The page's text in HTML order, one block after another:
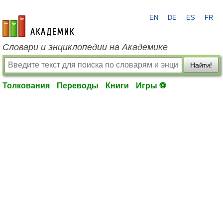
academic.ru
EN DE ES FR
Словари и энциклопедии на Академике
Найти!
Толкования Переводы Книги Игры ⚽